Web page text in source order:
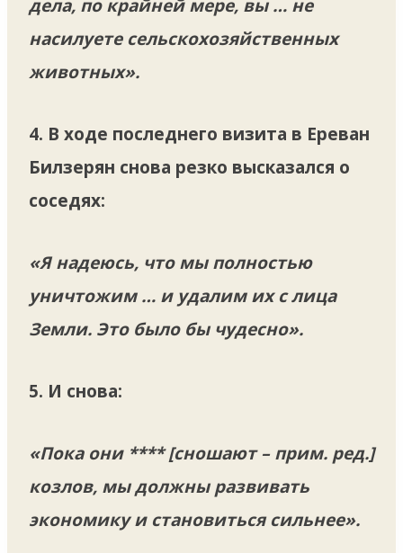
дела, по крайней мере, вы … не
насилуете сельскохозяйственных
животных».
4. В ходе последнего визита в Ереван
Билзерян снова резко высказался о
соседях:
«Я надеюсь, что мы полностью
уничтожим … и удалим их с лица
Земли. Это было бы чудесно».
5. И снова:
«Пока они **** [сношают – прим. ред.]
козлов, мы должны развивать
экономику и становиться сильнее».